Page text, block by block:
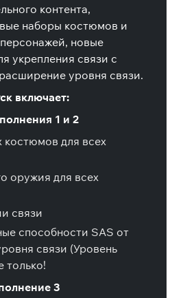
контента,
наборы костюмов и
новые
укрепления связи с
уровня связи.
включает:
1 и 2
для всех
оружия для всех
связи
способности SAS от
связи (Уровень
только!
3